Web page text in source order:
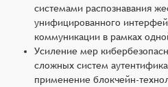
системами распознавания
унифицированного
коммуникации в рамках
Усиление мер
сложных систем
применение блокчейн-